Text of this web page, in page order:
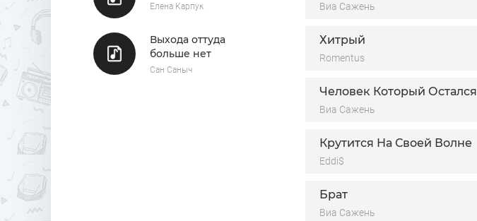
Елена Карпук
Выхода оттуда
больше нет
Сан Саныч
Виа Сажень
Хитрый
Romentus
Человек Который Остался
Виа Сажень
Крутится На Своей Волне
Eddi$
Брат
Виа Сажень